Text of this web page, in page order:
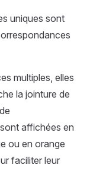
uniques sont
multiples, elles
la jointure de
affichées en
ou en orange
faciliter leur